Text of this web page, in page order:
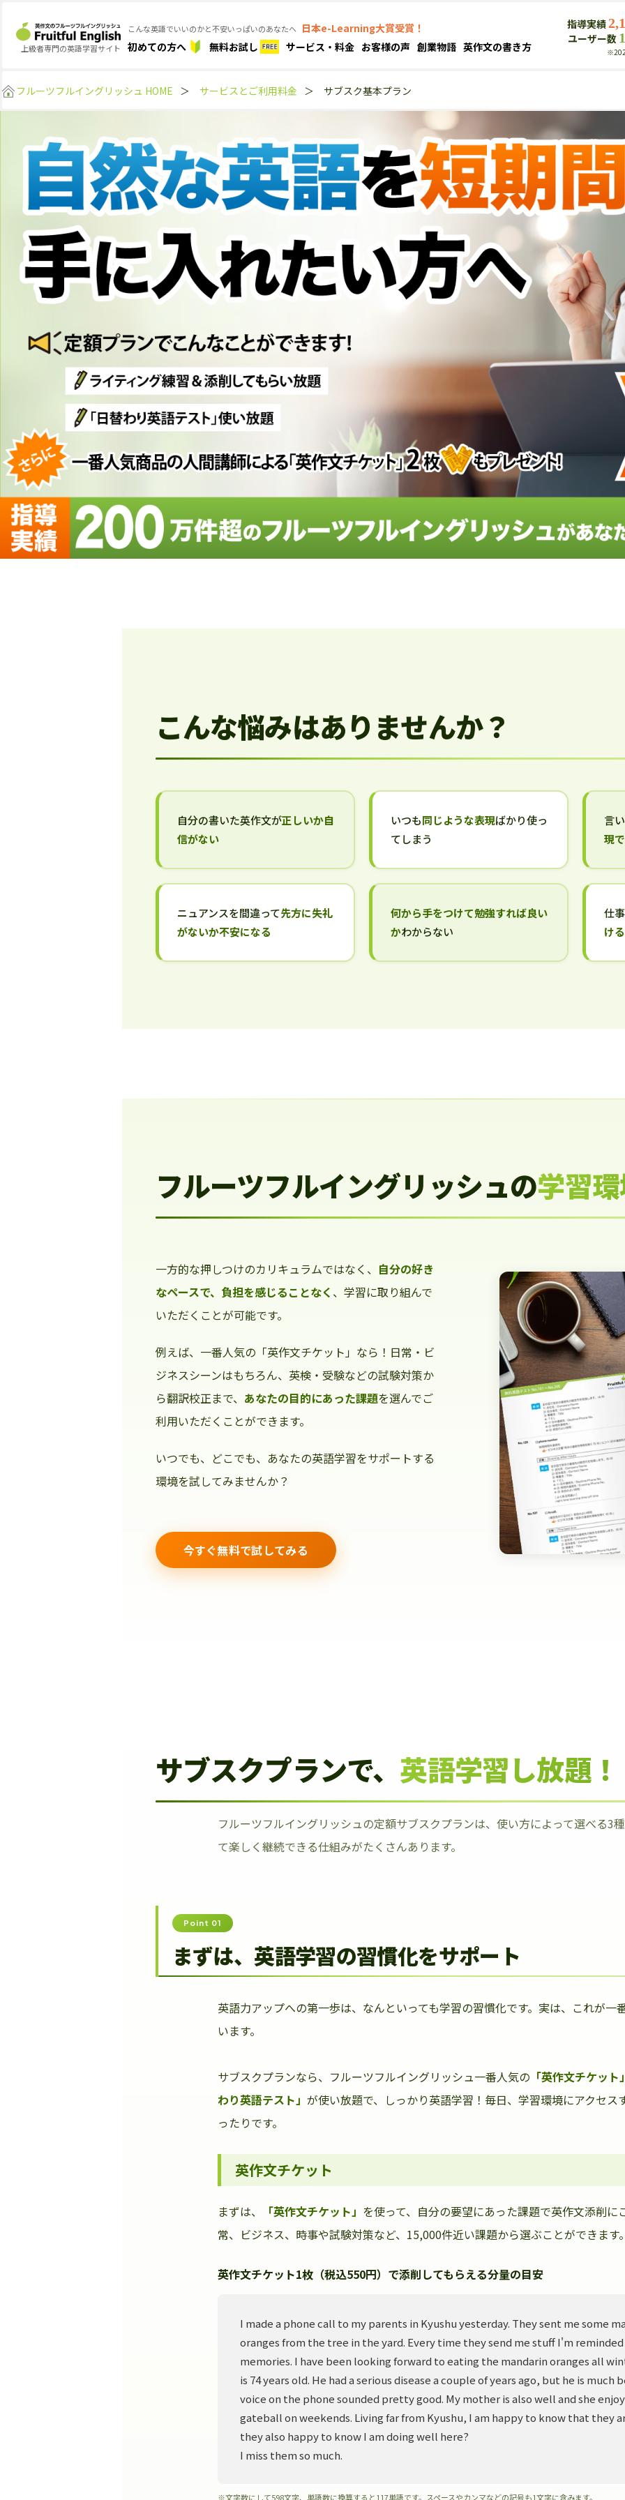
上級者専門の英語学習サイト
こんな英語でいいのかと不安いっぱいのあなたへ 日本e-Learning大賞受賞！
初めての方へ
無料お試し サービス・料金 お客様の声 創業物語 英作文の書き方
指導実績
ユーザー数
フルーツフルイングリッシュ HOME ＞ サービスとご利用料金 ＞ サブスク基本プラン
こんな悩みはありませんか？
自分の書いた英作文が正しいか自
信がない
いつも同じような表現ばかり使っ
てしまう
言
現
ニュアンスを間違って先方に失礼
がないか不安になる
何から手をつけて勉強すれば良い
かわからない
仕
け
フルーツフルイングリッシュの学習
一方的な押しつけのカリキュラムではなく、 自分の好き
なペースで、負担を感じることなく 、学習に取り組んで
いただくことが可能です。
例えば、一番人気の「英作文チケット」なら！日常・ビ
ジネスシーンはもちろん、英検・受験などの試験対策か
ら翻訳校正まで、 あなたの目的にあった課題を選んでご
利用いただくことができます。
いつでも、どこでも、あなたの英語学習をサポートする
環境を試してみませんか？
今すぐ無料で試してみる
サブスクプランで、 英語学習し放題！
フルーツフルイングリッシュの定額サブスクプランは、使い方によって選べる3
て楽しく継続できる仕組みがたくさんあります。
Point 01
まずは、英語学習の習慣化をサポート
英語力アップへの第一歩は、なんといっても学習の習慣化です。実は、これが一
います。
サブスクプランなら、フルーツフルイングリッシュ一番人気の 「英作文チケット
わり英語テスト」 が使い放題で、しっかり英語学習！毎日、学習環境にアクセス
ったりです。
英作文チケット
まずは、 「英作文チケット」 を使って、自分の要望にあった課題で英作文添削に
常、ビジネス、時事や試験対策など、15,000件近い課題から選ぶことができます
英作文チケット1枚（税込550円）で添削してもらえる分量の目安
I made a phone call to my parents in Kyushu yesterday. They sent me some
oranges from the tree in the yard. Every time they send me stuff I'm
memories. I have been looking forward to eating the mandarin oranges all
is 74 years old. He had a serious disease a couple of years ago, but he is much
voice on the phone sounded pretty good. My mother is also well and she
gateball on weekends. Living far from Kyushu, I am happy to know that they
they also happy to know I am doing well here?
I miss them so much.
※文字数にして598文字、単語数に換算すると117単語です。スペースやカンマなどの記号も1文字に含みます。